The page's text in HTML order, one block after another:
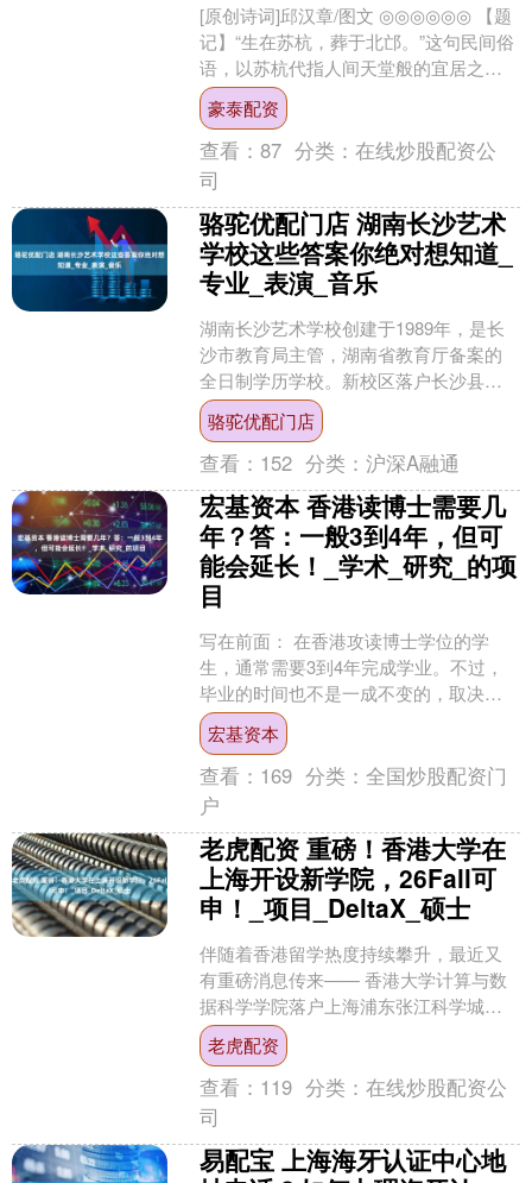
[原创诗词]邱汉章/图文 ◎◎◎◎◎◎ 【题
记】“生在苏杭，葬于北邙。”这句民间俗
语，以苏杭代指人间天堂般的宜居之
地，以北邙山（今河南洛阳北）象征理
想的安葬之所....
豪泰配资
查看：87 分类：在线炒股配资公
司
骆驼优配门店 湖南长沙艺术
学校这些答案你绝对想知道_
专业_表演_音乐
湖南长沙艺术学校创建于1989年，是长
沙市教育局主管，湖南省教育厅备案的
全日制学历学校。新校区落户长沙县田
汉生态艺术小镇，一期规划高中阶段学
位约4000个。学校....
骆驼优配门店
查看： 152 分类：沪深A融通
宏基资本 香港读博士需要几
年？答：一般3到4年，但可
能会延长！_学术_研究_的项
目
写在前面： 在香港攻读博士学位的学
生，通常需要3到4年完成学业。不过，
毕业的时间也不是一成不变的，取决于
多个因素，比如所选的博士课程、个人
的研究进度以及是否遇到....
宏基资本
查看： 169 分类：全国炒股配资门
户
老虎配资 重磅！香港大学在
上海开设新学院，26Fall可
申！_项目_DeltaX_硕士
伴随着香港留学热度持续攀升，最近又
有重磅消息传来—— 香港大学计算与数
据科学学院落户上海浦东张江科学城，
并正式启动其在上海的全日制硕士课程
DeltaX项目招生。....
老虎配资
查看： 119 分类：在线炒股配资公
司
易配宝 上海海牙认证中心地